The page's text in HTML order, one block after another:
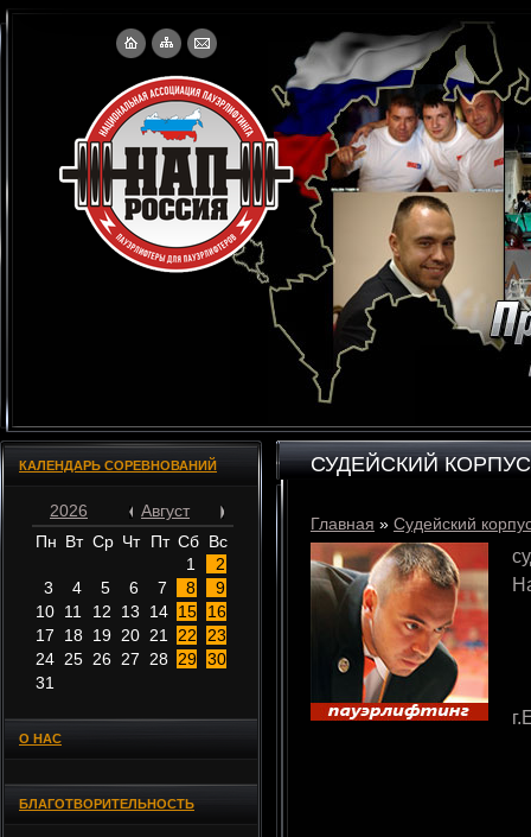
КАЛЕНДАРЬ СОРЕВНОВАНИЙ
2026
Август
Пн Вт Ср Чт Пт Сб Вс
1
2
3
4 5 6 7 8
9
10 11 12 13 14 15
16
17
18 19 20 21 22
23
24 25 26 27 28 29 30
31
О НАС
БЛАГОТВОРИТЕЛЬНОСТЬ
СУДЕЙСКИЙ КОРПУС
Главная » Судейский